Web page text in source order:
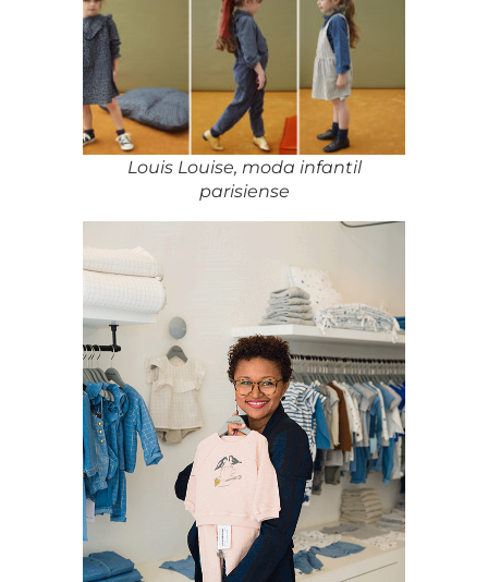
Louis Louise, moda infantil
parisiense